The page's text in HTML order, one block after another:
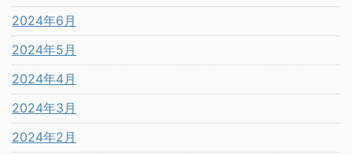
2024年6月
2024年5月
2024年4月
2024年3月
2024年2月